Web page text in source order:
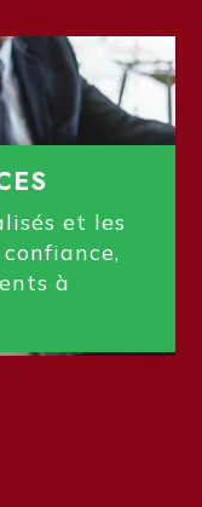
et les
à